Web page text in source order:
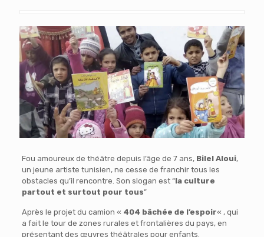
Fou amoureux de théâtre depuis l’âge de 7 ans, Bilel Aloui,
un jeune artiste tunisien, ne cesse de franchir tous les
obstacles qu’il rencontre. Son slogan est “la culture
partout et surtout pour tous”
Après le projet du camion « 404 bâchée de l’espoir« , qui
a fait le tour de zones rurales et frontalières du pays, en
présentant des œuvres théâtrales pour enfants.